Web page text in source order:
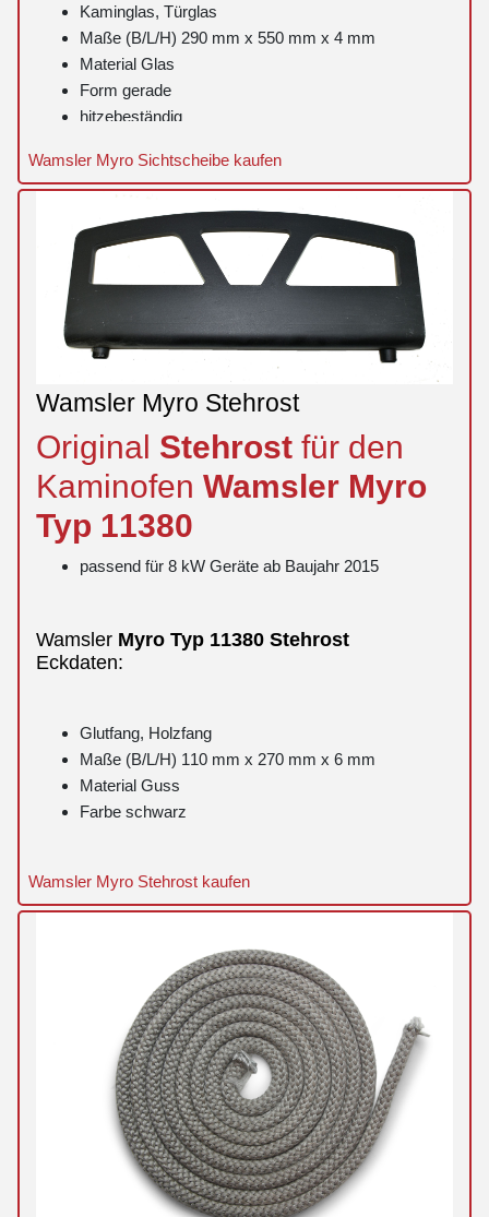
Kaminglas, Türglas
Maße (B/L/H) 290 mm x 550 mm x 4 mm
Material Glas
Form gerade
hitzebeständig
Wamsler Myro Sichtscheibe kaufen
Wamsler Myro Stehrost
Original Stehrost für den
Kaminofen Wamsler Myro
Typ 11380
passend für 8 kW Geräte ab Baujahr 2015
Wamsler Myro Typ 11380 Stehrost
Eckdaten:
Glutfang, Holzfang
Maße (B/L/H) 110 mm x 270 mm x 6 mm
Material Guss
Farbe schwarz
Wamsler Myro Stehrost kaufen